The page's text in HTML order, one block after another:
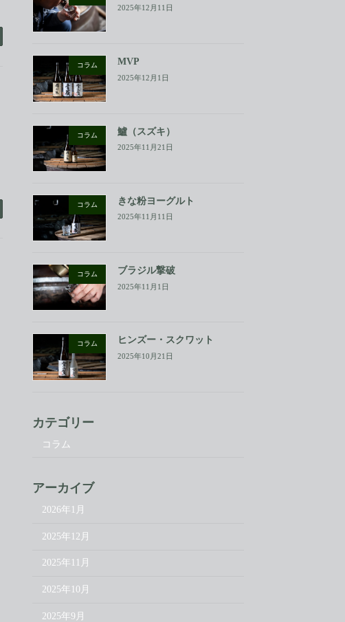
2025年12月11日
コラム MVP
2025年12月1日
コラム 鱸（スズキ）
2025年11月21日
コラム きな粉ヨーグルト
2025年11月11日
コラム ブラジル撃破
2025年11月1日
コラム ヒンズー・スクワット
2025年10月21日
カテゴリー
コラム
アーカイブ
2026年1月
2025年12月
2025年11月
2025年10月
2025年9月